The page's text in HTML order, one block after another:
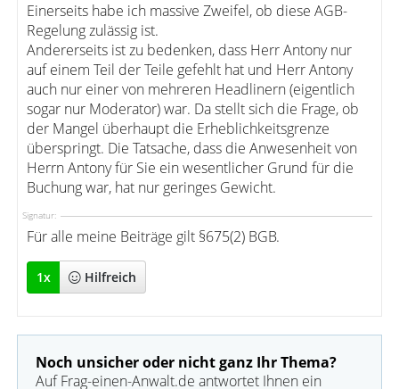
Einerseits habe ich massive Zweifel, ob diese AGB-
Regelung zulässig ist.
Andererseits ist zu bedenken, dass Herr Antony nur
auf einem Teil der Teile gefehlt hat und Herr Antony
auch nur einer von mehreren Headlinern (eigentlich
sogar nur Moderator) war. Da stellt sich die Frage, ob
der Mangel überhaupt die Erheblichkeitsgrenze
überspringt. Die Tatsache, dass die Anwesenheit von
Herrn Antony für Sie ein wesentlicher Grund für die
Buchung war, hat nur geringes Gewicht.
Signatur:
Für alle meine Beiträge gilt §675(2) BGB.
1x Hilfreich
Noch unsicher oder nicht ganz Ihr Thema?
Auf Frag-einen-Anwalt.de antwortet Ihnen ein